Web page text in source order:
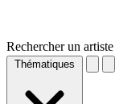
Rechercher un
Thématiques